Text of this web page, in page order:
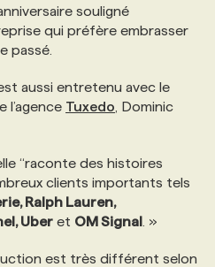
souligné
qui préfère embrasser
passé.
aussi entretenu avec le
Tuxedo , Dominic
“raconte des histoires
clients importants tels
Ralph Lauren,
Uber et OM Signal . »
est très différent selon